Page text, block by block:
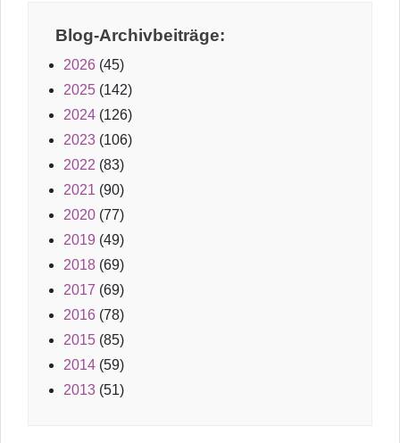
Blog-Archivbeiträge:
2026 (45)
2025 (142)
2024 (126)
2023 (106)
2022 (83)
2021 (90)
2020 (77)
2019 (49)
2018 (69)
2017 (69)
2016 (78)
2015 (85)
2014 (59)
2013 (51)